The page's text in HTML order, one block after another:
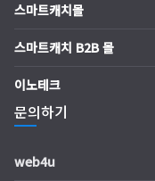
스마트캐치몰
스마트캐치 B2B 몰
이노테크
문의하기
web4u